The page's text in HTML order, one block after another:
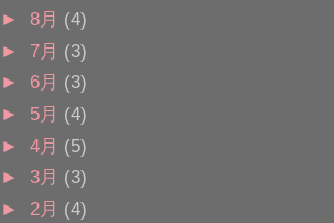
► 8月 (4)
► 7月 (3)
► 6月 (3)
► 5月 (4)
► 4月 (5)
► 3月 (3)
► 2月 (4)